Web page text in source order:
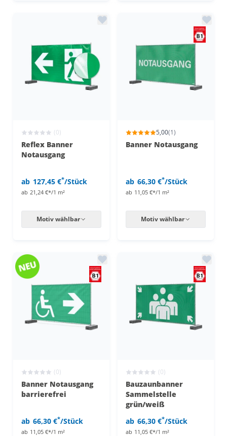
(0)
Reflex Banner
Notausgang
ab 127,45 €*/Stück
ab 21,24 €*/1 m²
Motiv wählbar
5,00(1)
Banner Notausgang
ab 66,30 €*/Stück
ab 11,05 €*/1 m²
Motiv wählbar
(0)
Banner Notausgang
barrierefrei
ab 66,30 €*/Stück
ab 11,05 €*/1 m²
(0)
Bauzaunbanner
Sammelstelle
grün/weiß
ab 66,30 €*/Stück
ab 11,05 €*/1 m²